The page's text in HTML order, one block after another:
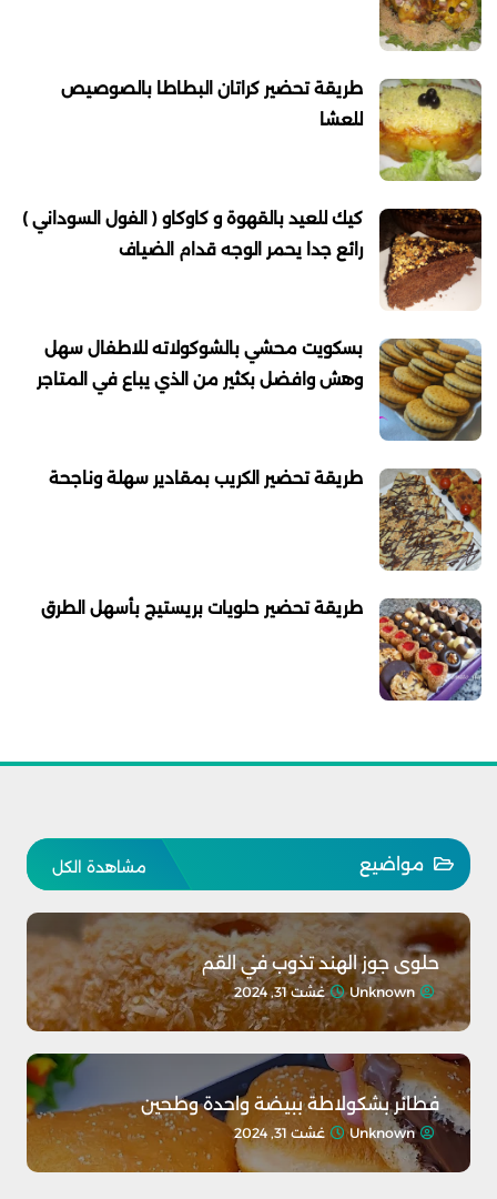
طريقة تحضير كراتان البطاطا بالصوصيص
للعشا
كيك للعيد بالقهوة و كاوكاو ( الفول السوداني )
رائع جدا يحمر الوجه قدام الضياف
بسكويت محشي بالشوكولاته للاطفال سهل
وهش وافضل بكثير من الذي يباع في المتاجر
طريقة تحضير الكريب بمقادير سهلة وناجحة
طريقة تحضير حلويات بريستيج بأسهل الطرق
مشاهدة الكل مواضيع
حلوى جوز الهند تذوب في القم
Unknown غشت 31, 2024
فطائر بشكولاطة ببيضة واحدة وطحين
Unknown غشت 31, 2024